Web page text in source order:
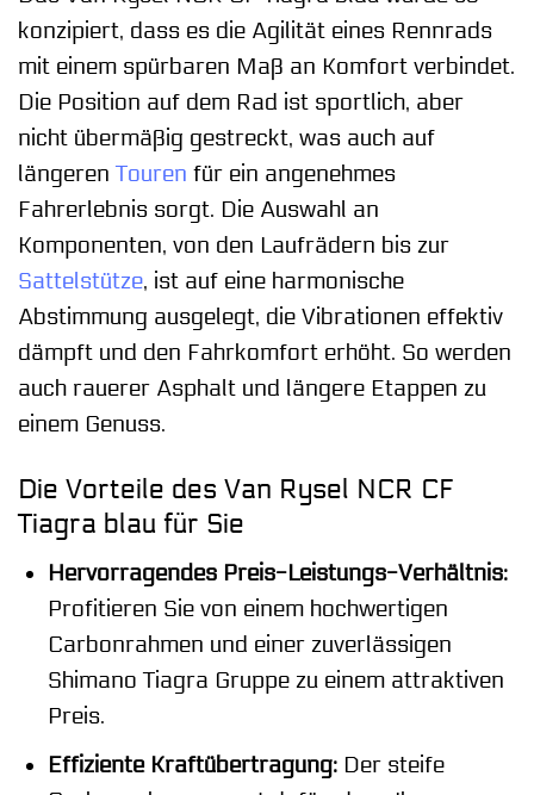
konzipiert, dass es die Agilität eines Rennrads
mit einem spürbaren Maß an Komfort verbindet.
Die Position auf dem Rad ist sportlich, aber
nicht übermäßig gestreckt, was auch auf
längeren Touren für ein angenehmes
Fahrerlebnis sorgt. Die Auswahl an
Komponenten, von den Laufrädern bis zur
Sattelstütze, ist auf eine harmonische
Abstimmung ausgelegt, die Vibrationen effektiv
dämpft und den Fahrkomfort erhöht. So werden
auch rauerer Asphalt und längere Etappen zu
einem Genuss.
Die Vorteile des Van Rysel NCR CF
Tiagra blau für Sie
Hervorragendes Preis-Leistungs-Verhältnis:
Profitieren Sie von einem hochwertigen
Carbonrahmen und einer zuverlässigen
Shimano Tiagra Gruppe zu einem attraktiven
Preis.
Effiziente Kraftübertragung:Der steife